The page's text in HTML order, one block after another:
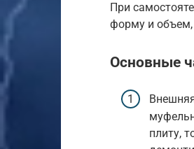
При
форму и объем,
Основные
плиту,